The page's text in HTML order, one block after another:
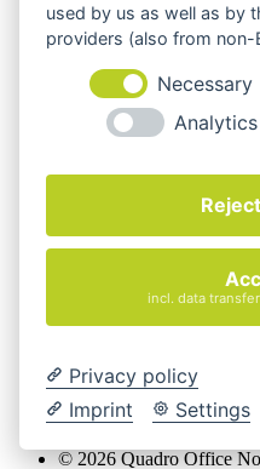
Hinweis zu
Die Produktbilder der
Ausstattung, Farbe oder
Artikelbeschreibung
Beschreibungen und
genau nach Ihren
Cookie-Einstellungen
Kontakt
Zahlungsarten
AGB
Widerrufsbelehrung
© 2026 Quadro Office
used by us as well as by
providers (also from non-
Necessary
Analytics
incl. data
Privacy policy
Imprint
Settings